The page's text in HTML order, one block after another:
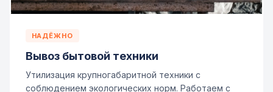
НАДЁЖНО
Вывоз бытовой техники
Утилизация крупногабаритной техники с
соблюдением экологических норм. Работаем с